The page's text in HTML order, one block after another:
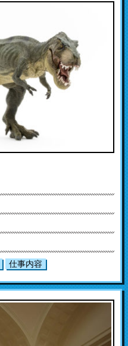
仕事内容